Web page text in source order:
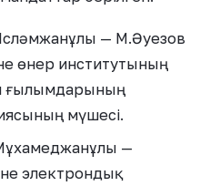
— М.Әуезов
өнер институтының
ғылымдарының
мүшесі.
—
электрондық